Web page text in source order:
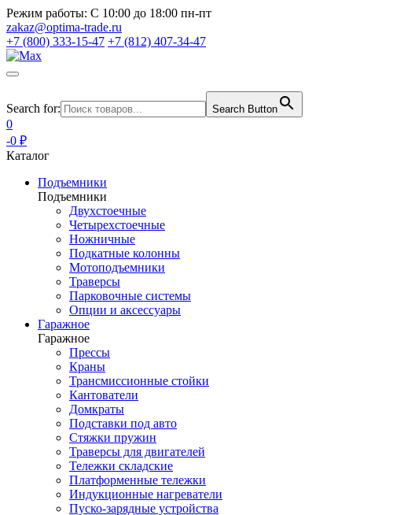
Режим работы: С 10:00 до 18:00 пн-пт
zakaz@optima-trade.ru
+7 (800) 333-15-47 +7 (812) 407-34-47
Search for: Search Button
0
-0 ₽
Каталог
Подъемники
Подъемники
Двухстоечные
Четырехстоечные
Ножничные
Подкатные колонны
Мотоподъемники
Траверсы
Парковочные системы
Опции и аксессуары
Гаражное
Гаражное
Прессы
Краны
Трансмиссионные стойки
Кантователи
Домкраты
Подставки под авто
Стяжки пружин
Траверсы для двигателей
Тележки складские
Платформенные тележки
Индукционные нагреватели
Пуско-зарядные устройства